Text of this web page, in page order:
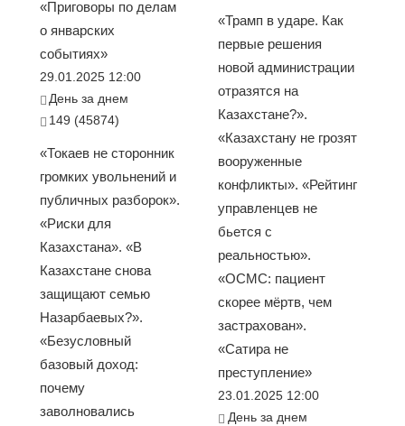
«Приговоры по делам
о январских
событиях»
29.01.2025 12:00
День за днем
149 (45874)
«Токаев не сторонник
громких увольнений и
публичных разборок».
«Риски для
Казахстана». «В
Казахстане снова
защищают семью
Назарбаевых?».
«Безусловный
базовый доход:
почему
заволновались
«Трамп в ударе. Как
первые решения
новой администрации
отразятся на
Казахстане?».
«Казахстану не грозят
вооруженные
конфликты». «Рейтинг
управленцев не
бьется с
реальностью».
«ОСМС: пациент
скорее мёртв, чем
застрахован».
«Сатира не
преступление»
23.01.2025 12:00
День за днем